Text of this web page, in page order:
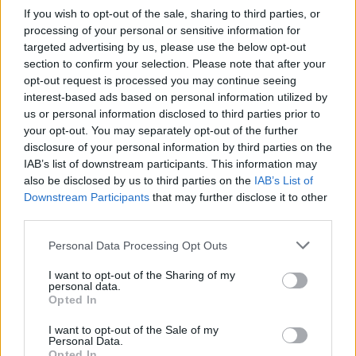
If you wish to opt-out of the sale, sharing to third parties, or
processing of your personal or sensitive information for
targeted advertising by us, please use the below opt-out
section to confirm your selection. Please note that after your
opt-out request is processed you may continue seeing
interest-based ads based on personal information utilized by
us or personal information disclosed to third parties prior to
your opt-out. You may separately opt-out of the further
disclosure of your personal information by third parties on the
IAB’s list of downstream participants. This information may
also be disclosed by us to third parties on the IAB’s List of
Downstream Participants that may further disclose it to other
Personal Data Processing Opt Outs
I want to opt-out of the Sharing of my
personal data.
Opted In
I want to opt-out of the Sale of my
Personal Data.
tout au long de la journée, en visant au moins 1,5
litre par jour.
Soins hydratants :Utiliser des crèmes ou des
sérums à base d’acide hyaluronique, de glycérine
ou d’autres agents hydratants.
Nettoyage doux :Choisir des produits
nettoyants non agressifs, sans alcool ou agents
desséchants.
protection contre les agressionsextérieures :
Porter une crème protectrice contre le vent, le
froid ou le soleil.
Éviter les facteurs déshydratants :
Réduire
limiter la consommation d’alcool ou de caféine.
Peut-on traiter ces deux
problématiques simultanément ?